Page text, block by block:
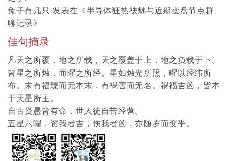
兔子有几只 发表在《半导体狂热祛魅与近期变盘节点群
聊记录》
佳句摘录
凡天之所覆，地之所载，天之覆盖于上，地之负载于下。
皆星之所烛，而曜之所经。星如烛光所照，曜以经纬所
布。未有福臻而无本末，有祸害而无名。祸福吉凶，皆本
于天星所主。
自古贤愚皆有命，世人徒自苦经营。
五星六曜，资我者吉，伤我者凶，亦随岁而变乎。